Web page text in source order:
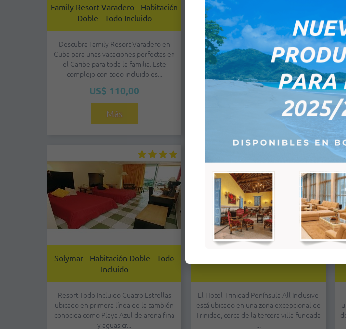
Family Resort Varadero - Habitación
Doble - Todo Incluido
Descubra Family Resort Varadero en
Cuba para unas vacaciones perfectas en
el Caribe para toda la familia. Este
complejo con todo incluido es...
US$ 110,00
Más
Económico Automático - Seguro
Incluido
Modelo: Hyundai Grand i 10 / Kia Picanto
/ Renault Sandero Tarifa de
Aeropuerto: Todas las reservas
confirmadas en los aeropuerto...
US$ 115,00
Solymar - Habitación Doble - Todo
Incluido
Resort Todo Incluido Cuatro Estrellas
ubicado en primera línea de la también
conocida como Playa Azul de arena fina
y aguas cr...
El Hotel Trinidad Península All Inclusive
está ubicado en una zona excepcional de
Trinidad, cerca de la tercera villa fundada
...